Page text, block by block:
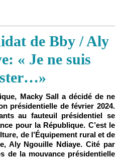
de Bby / Aly
« Je ne suis
Macky Sall a décidé de ne
présidentielle de février 2024.
au fauteuil présidentiel se
pour la République. C’est le
de l’Équipement rural et de
Aly Ngouille Ndiaye. Cité par
de la mouvance présidentielle